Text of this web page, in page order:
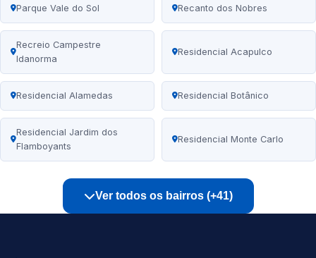
Parque Vale do Sol Recanto dos Nobres
Recreio Campestre
Idanorma
Residencial Acapulco
Residencial Alamedas Residencial Botânico
Residencial Jardim dos
Flamboyants
Residencial Monte Carlo
Ver todos os bairros (+41)